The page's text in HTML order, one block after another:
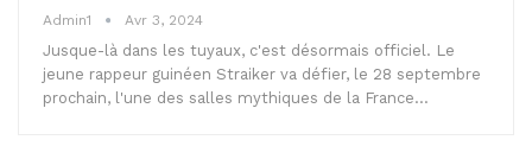
Admin1 Avr 3, 2024
Jusque-là dans les tuyaux, c'est désormais officiel. Le
jeune rappeur guinéen Straiker va défier, le 28 septembre
prochain, l'une des salles mythiques de la France…